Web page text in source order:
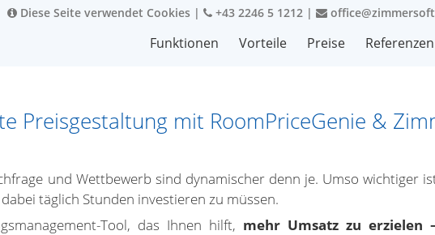
Diese Seite verwendet Cookies | +43 2246 5 1212 |
Funktionen Vorteile Preise Referenzen
Preisgestaltung mit RoomPriceGenie &
und Wettbewerb sind dynamischer denn je. Umso wichtiger
täglich Stunden investieren zu müssen.
Tool, das Ihnen hilft, mehr Umsatz zu erzielen